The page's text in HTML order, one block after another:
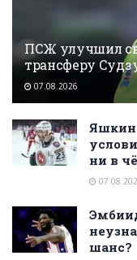
ПСЖ улучшил
трансферу
07.08.2026
Яшкин
ни в
шанс?